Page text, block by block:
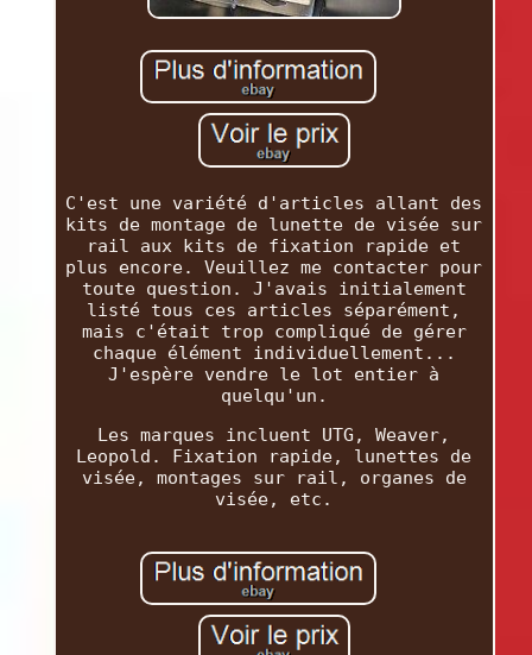
C'est une variété d'articles allant des
kits de montage de lunette de visée sur
rail aux kits de fixation rapide et
plus encore. Veuillez me contacter pour
toute question. J'avais initialement
listé tous ces articles séparément,
mais c'était trop compliqué de gérer
chaque élément individuellement...
J'espère vendre le lot entier à
quelqu'un.
Les marques incluent UTG, Weaver,
Leopold. Fixation rapide, lunettes de
visée, montages sur rail, organes de
visée, etc.